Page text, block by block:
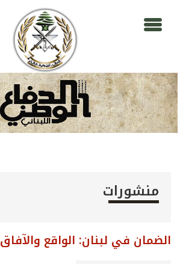
منشورات
الضمان في لبنان: الواقع والآفاق